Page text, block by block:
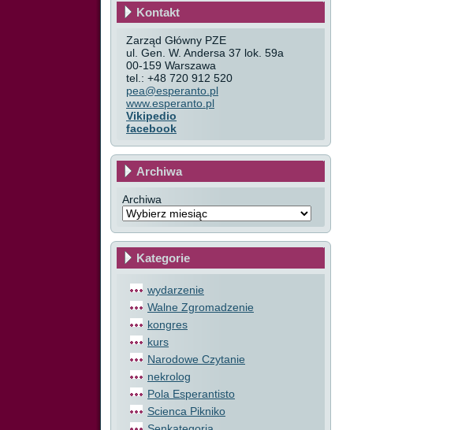
Kontakt
Zarząd Główny PZE
ul. Gen. W. Andersa 37 lok. 59a
00-159 Warszawa
tel.: +48 720 912 520
pea@esperanto.pl
www.esperanto.pl
Vikipedio
facebook
Archiwa
Archiwa
Kategorie
wydarzenie
Walne Zgromadzenie
kongres
kurs
Narodowe Czytanie
nekrolog
Pola Esperantisto
Scienca Pikniko